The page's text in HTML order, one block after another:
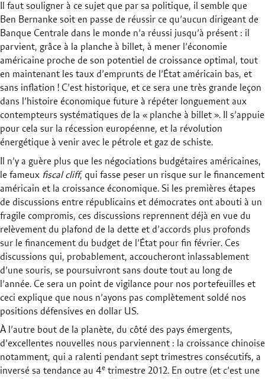
Il faut souligner à ce sujet que par sa politique, il semble que
Ben Bernanke soit en passe de réussir ce qu’aucun dirigeant de
Banque Centrale dans le monde n’a réussi jusqu’à présent : il
parvient, grâce à la planche à billet, à mener l’économie
américaine proche de son potentiel de croissance optimal, tout
en maintenant les taux d’emprunts de l’État américain bas, et
sans inflation ! C’est historique, et ce sera une très grande leçon
dans l’histoire économique future à répéter longuement aux
contempteurs systématiques de la « planche à billet ». Il s’appuie
pour cela sur la récession européenne, et la révolution
énergétique à venir avec le pétrole et gaz de schiste.
Il n’y a guère plus que les négociations budgétaires américaines,
le fameux fiscal cliff, qui fasse peser un risque sur le financement
américain et la croissance économique. Si les premières étapes
de discussions entre républicains et démocrates ont abouti à un
fragile compromis, ces discussions reprennent déjà en vue du
relèvement du plafond de la dette et d’accords plus profonds
sur le financement du budget de l’État pour fin février. Ces
discussions qui, probablement, accoucheront inlassablement
d’une souris, se poursuivront sans doute tout au long de
l’année. Ce sera un point de vigilance pour nos portefeuilles et
ceci explique que nous n’ayons pas complètement soldé nos
positions défensives en dollar US.
À l’autre bout de la planète, du côté des pays émergents,
d’excellentes nouvelles nous parviennent : la croissance chinoise
notamment, qui a ralenti pendant sept trimestres consécutifs, a
inversé sa tendance au 4e trimestre 2012. En outre (et c’est une